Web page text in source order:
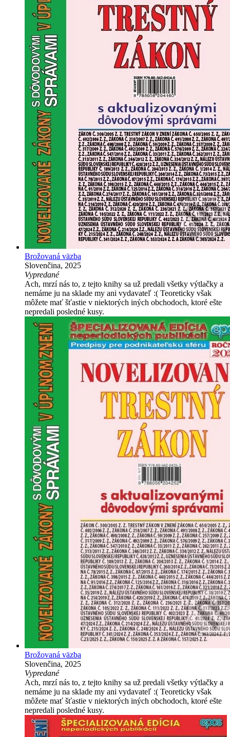
Brožovaná väzba
Slovenčina, 2025
Vypredané
Ach, mrzí nás to, z tejto knihy sa už predali všetky výtlačky a
nemáme ju na sklade my ani vydavateľ :( Teoreticky však
môžete mať šťastie v niektorých iných obchodoch, ktoré ešte
nepredali posledné kusy.
Brožovaná väzba
Slovenčina, 2025
Vypredané
Ach, mrzí nás to, z tejto knihy sa už predali všetky výtlačky a
nemáme ju na sklade my ani vydavateľ :( Teoreticky však
môžete mať šťastie v niektorých iných obchodoch, ktoré ešte
nepredali posledné kusy.